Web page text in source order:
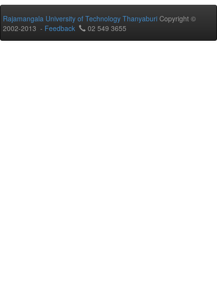
Rajamangala University of Technology Thanyaburi Copyright ©
2002-2013 - Feedback 02 549 3655